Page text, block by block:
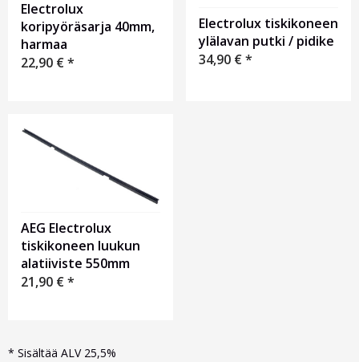
Electrolux
koripyöräsarja 40mm,
harmaa
22,90 €*
Electrolux tiskikoneen
ylälavan putki / pidike
34,90 €*
AEG Electrolux
tiskikoneen luukun
alatiiviste 550mm
21,90 €*
* Sisältää ALV 25,5%